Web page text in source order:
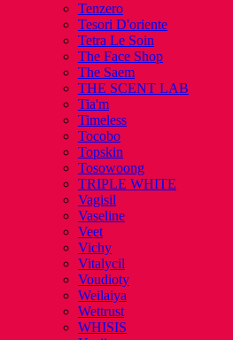
Tenzero
Tesori D'oriente
Tetra Le Soin
The Face Shop
The Saem
THE SCENT LAB
Tia'm
Timeless
Tocobo
Topskin
Tosowoong
TRIPLE WHITE
Vagisil
Vaseline
Veet
Vichy
Vitalycil
Voudioty
Weilaiya
Wettrust
WHISIS